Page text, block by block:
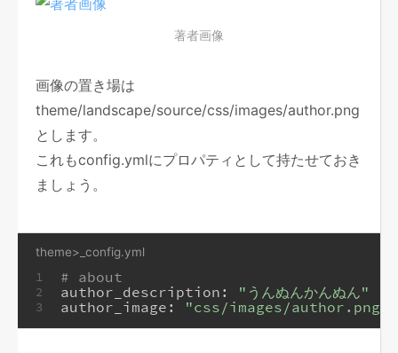
著者画像
画像の置き場は
theme/landscape/source/css/images/author.png
とします。
これもconfig.ymlにプロパティとして持たせておき
ましょう。
theme>_config.yml
1
2
3
# about
author_description:
"うんぬんかんぬん"
author_image:
"css/images/author.png"